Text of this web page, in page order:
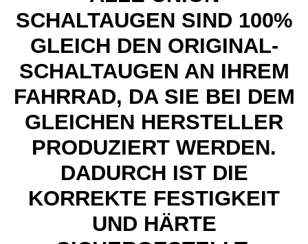
SCHALTAUGEN SIND 100%
GLEICH DEN ORIGINAL-
SCHALTAUGEN AN IHREM
FAHRRAD, DA SIE BEI DEM
GLEICHEN HERSTELLER
PRODUZIERT WERDEN.
DADURCH IST DIE
KORREKTE FESTIGKEIT
UND HÄRTE